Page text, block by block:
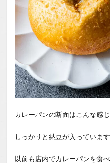
カレーパンの断面はこんな感じ
しっかりと納豆が入っています
以前も店内でカレーパンを食